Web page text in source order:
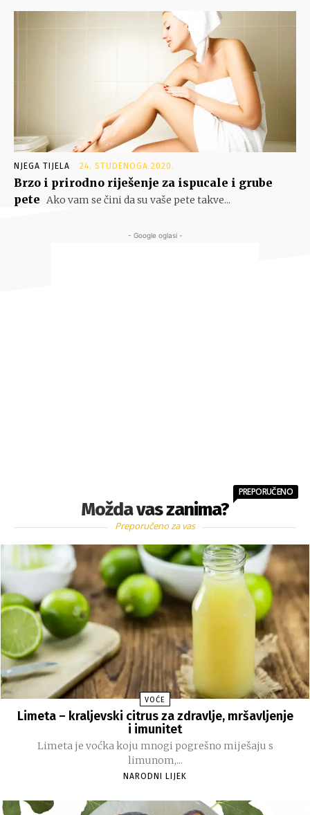
NJEGA TIJELA 24. STUDENOGA 2020.
Brzo i prirodno riješenje za ispucale i grube
pete Ako vam se čini da su vaše pete takve...
- Google oglasi -
Možda vas zanima?
PREPORUČENO
Preporučeno za vas
VOĆE
Limeta – kraljevski citrus za zdravlje, mršavljenje
i imunitet
Limeta je voćka koju mnogi pogrešno miješaju s
limunom,...
NARODNI LIJEK